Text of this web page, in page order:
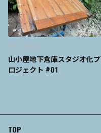
山小屋地下倉庫スタジオ化プ
ロジェクト #01
TOP